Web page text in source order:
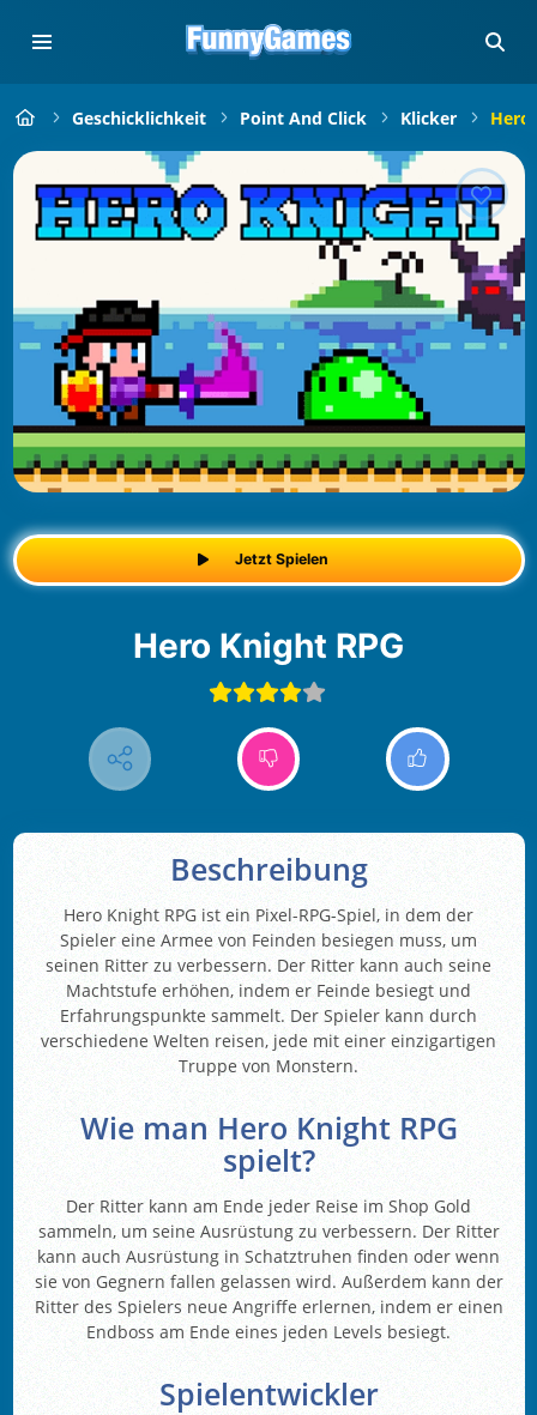
Geschicklichkeit Point And Click Klicker Hero
Jetzt Spielen
Hero Knight RPG
Beschreibung
Hero Knight RPG ist ein Pixel-RPG-Spiel, in dem der
Spieler eine Armee von Feinden besiegen muss, um
seinen Ritter zu verbessern. Der Ritter kann auch seine
Machtstufe erhöhen, indem er Feinde besiegt und
Erfahrungspunkte sammelt. Der Spieler kann durch
verschiedene Welten reisen, jede mit einer einzigartigen
Truppe von Monstern.
Wie man Hero Knight RPG
spielt?
Der Ritter kann am Ende jeder Reise im Shop Gold
sammeln, um seine Ausrüstung zu verbessern. Der Ritter
kann auch Ausrüstung in Schatztruhen finden oder wenn
sie von Gegnern fallen gelassen wird. Außerdem kann der
Ritter des Spielers neue Angriffe erlernen, indem er einen
Endboss am Ende eines jeden Levels besiegt.
Spielentwickler